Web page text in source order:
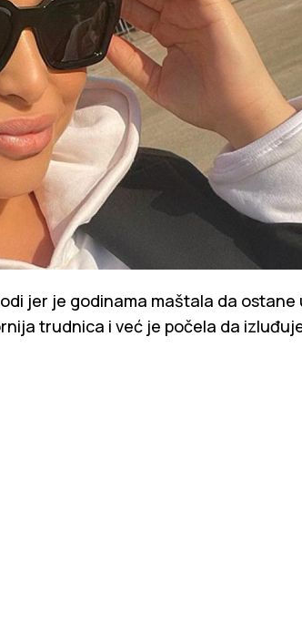
jer je godinama maštala da ostane
trudnica i već je počela da